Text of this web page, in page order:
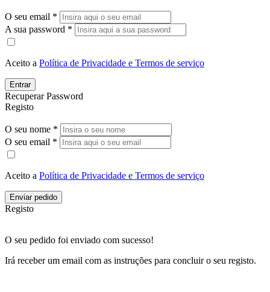
O seu email *
A sua password *
Aceito a Política de Privacidade e Termos de serviço
Entrar
Recuperar Password
Registo
O seu nome *
O seu email *
Aceito a Política de Privacidade e Termos de serviço
Enviar pedido
Registo
O seu pedido foi enviado com sucesso!
Irá receber um email com as instruções para concluir o seu registo.